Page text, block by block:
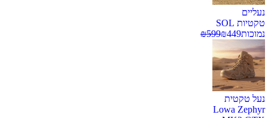
נעליים
טקטיות SOL
נמוכות
₪449
₪599
נעל טקטית
Lowa Zephyr